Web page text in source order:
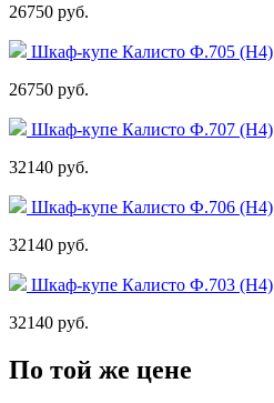
26750 руб.
Шкаф-купе Калисто Ф.705 (Н4)
26750 руб.
Шкаф-купе Калисто Ф.707 (Н4)
32140 руб.
Шкаф-купе Калисто Ф.706 (Н4)
32140 руб.
Шкаф-купе Калисто Ф.703 (Н4)
32140 руб.
По той же цене